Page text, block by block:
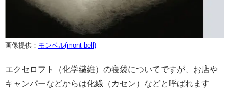
画像提供： モンベル(mont-bell)
エクセロフト（化学繊維）の寝袋についてですが、お店や
キャンパーなどからは化繊（カセン）などと呼ばれます